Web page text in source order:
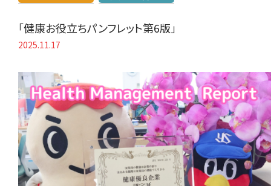
「健康お役立ちパンフレット第6版」
2025.11.17